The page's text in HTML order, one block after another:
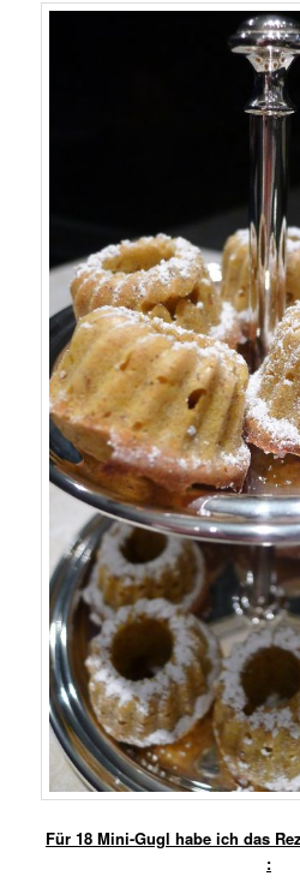
Für 18 Mini-Gugl habe ich das
: